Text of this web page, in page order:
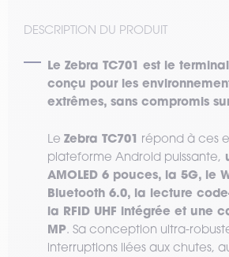
DESCRIPTION DU PRODUIT
Le Zebra TC701 est le
conçu pour les
extrêmes, sans compromis
Le Zebra TC701 répond à ces
plateforme Android puissante,
AMOLED 6 pouces, la 5G, le
Bluetooth 6.0, la lecture
la RFID UHF intégrée et une
MP. Sa conception ultra-
interruptions liées aux chutes,